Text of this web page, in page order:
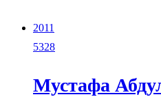
2011
5328
Мустафа